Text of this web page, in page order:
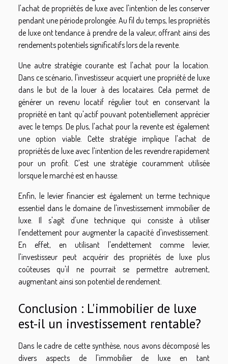
l'achat de propriétés de luxe avec l'intention de les conserver
pendant une période prolongée. Au fil du temps, les propriétés
de luxe ont tendance à prendre de la valeur, offrant ainsi des
rendements potentiels significatifs lors de la revente.
Une autre stratégie courante est l'achat pour la location.
Dans ce scénario, l'investisseur acquiert une propriété de luxe
dans le but de la louer à des locataires. Cela permet de
générer un revenu locatif régulier tout en conservant la
propriété en tant qu'actif pouvant potentiellement apprécier
avec le temps. De plus, l'achat pour la revente est également
une option viable. Cette stratégie implique l'achat de
propriétés de luxe avec l'intention de les revendre rapidement
pour un profit. C'est une stratégie couramment utilisée
lorsque le marché est en hausse.
Enfin, le levier financier est également un terme technique
essentiel dans le domaine de l'investissement immobilier de
luxe. Il s'agit d'une technique qui consiste à utiliser
l'endettement pour augmenter la capacité d'investissement.
En effet, en utilisant l'endettement comme levier,
l'investisseur peut acquérir des propriétés de luxe plus
coûteuses qu'il ne pourrait se permettre autrement,
augmentant ainsi son potentiel de rendement.
Conclusion : L'immobilier de luxe
est-il un investissement rentable?
Dans le cadre de cette synthèse, nous avons décomposé les
divers aspects de l'immobilier de luxe en tant